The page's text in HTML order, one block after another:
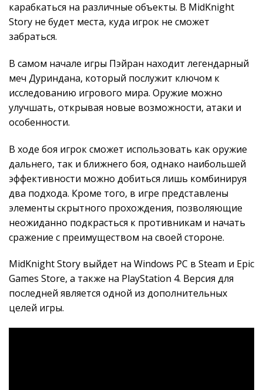
карабкаться на различные объекты. В MidKnight
Story не будет места, куда игрок не сможет
забраться.
В самом начале игры Пэйран находит легендарный
меч Дуриндана, который послужит ключом к
исследованию игрового мира. Оружие можно
улучшать, открывая новые возможности, атаки и
особенности.
В ходе боя игрок сможет использовать как оружие
дальнего, так и ближнего боя, однако наибольшей
эффективности можно добиться лишь комбинируя
два подхода. Кроме того, в игре представлены
элементы скрытного прохождения, позволяющие
неожиданно подкрасться к противникам и начать
сражение с преимуществом на своей стороне.
MidKnight Story выйдет на Windows PC в Steam и Epic
Games Store, а также на PlayStation 4. Версия для
последней является одной из дополнительных
целей игры.